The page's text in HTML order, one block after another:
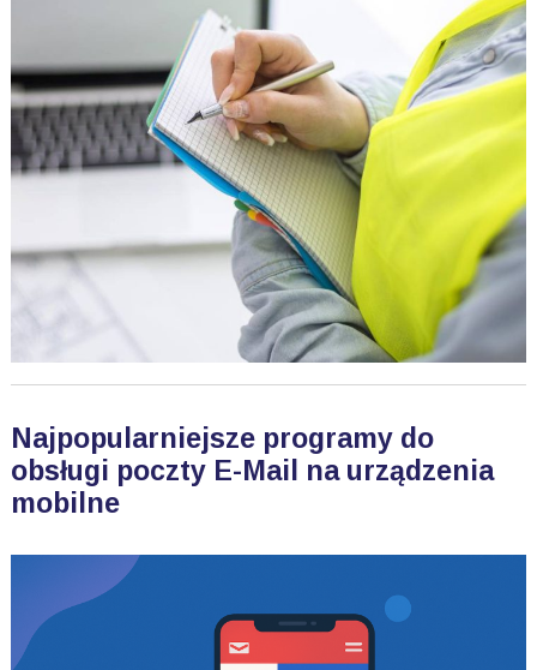
Najpopularniejsze programy do
obsługi poczty E-Mail na urządzenia
mobilne